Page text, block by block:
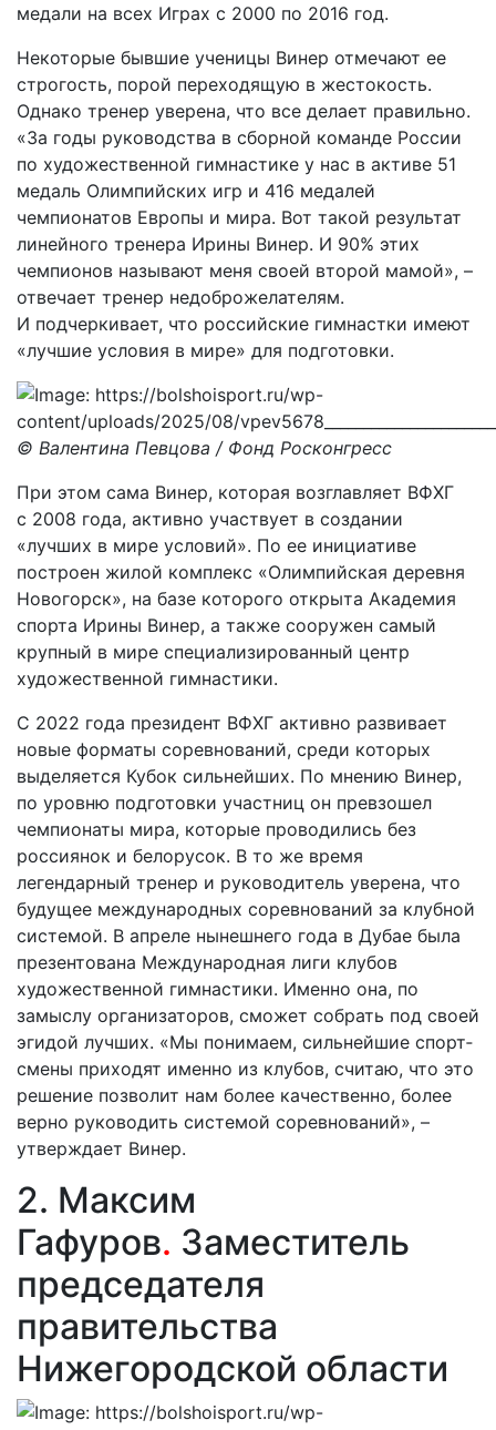
медали на всех Играх с 2000 по 2016 год.
Некоторые бывшие ученицы Винер отмечают ее
строгость, порой переходящую в жестокость.
Однако тренер уверена, что все делает правильно.
«За годы руководства в сборной команде России
по художественной гимнастике у нас в активе 51
медаль Олимпийских игр и 416 медалей
чемпионатов Европы и мира. Вот такой результат
линейного тренера Ирины Винер. И 90% этих
чемпионов называют меня своей второй мамой», –
отвечает тренер недоброжелателям.
И подчеркивает, что российские гимнастки имеют
«лучшие условия в мире» для подготовки.
© Валентина Певцова / Фонд Росконгресс
При этом сама Винер, которая возглавляет ВФХГ
с 2008 года, активно участвует в создании
«лучших в мире условий». По ее инициативе
построен жилой комплекс «Олимпийская деревня
Новогорск», на базе которого открыта Академия
спорта Ирины Винер, а также сооружен самый
крупный в мире специализированный центр
художественной гимнастики.
С 2022 года президент ВФХГ активно развивает
новые форматы соревнований, среди которых
выделяется Кубок сильнейших. По мнению Винер,
по уровню подготовки участниц он превзошел
чемпионаты мира, которые проводились без
россиянок и белорусок. В то же время
легендарный тренер и руководитель уверена, что
будущее международных соревнований за клубной
системой. В апреле нынешнего года в Дубае была
презентована Международная лиги клубов
художественной гимнастики. Именно она, по
замыслу организаторов, сможет собрать под своей
эгидой лучших. «Мы понимаем, сильнейшие спорт­
смены приходят именно из клубов, считаю, что это
решение позволит нам более качественно, более
верно руководить системой соревнований», –
утверждает Винер.
2. Максим
Гафуров. Заместитель
председателя
правительства
Нижегородской области